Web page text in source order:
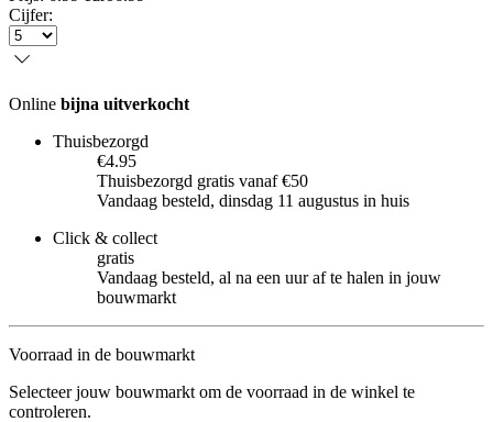
Cijfer:
Online bijna uitverkocht
Thuisbezorgd
€4.95
Thuisbezorgd gratis vanaf €50
Vandaag besteld, dinsdag 11 augustus in huis
Click & collect
gratis
Vandaag besteld, al na een uur af te halen in jouw
bouwmarkt
Voorraad in de bouwmarkt
Selecteer jouw bouwmarkt om de voorraad in de winkel te
controleren.